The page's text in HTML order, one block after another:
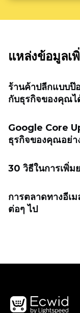
แหล่งข้อมูลเ
ร้านค้าปลีกแบบป๊
กับธุรกิจของคุณไ
Google Core
ธุรกิจของคุณอย่า
30 วิธีในการเพิ่
การตลาดทางอีเ
ต่อๆ ไป